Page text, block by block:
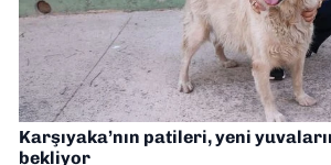
Karşıyaka’nın patileri, yeni
bekliyor